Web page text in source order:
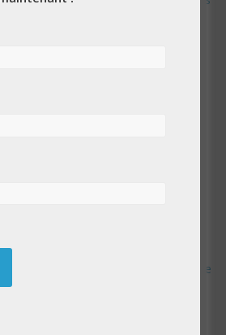
le début de la fin ?
Bolt.new
campagne de financement
sur Etsy
lancé : Formuler store
pro max sont arrivés !!
– nouvelle cliente
de photo de produit pour e-commerce
par BiMoo en vente sur Best Buy